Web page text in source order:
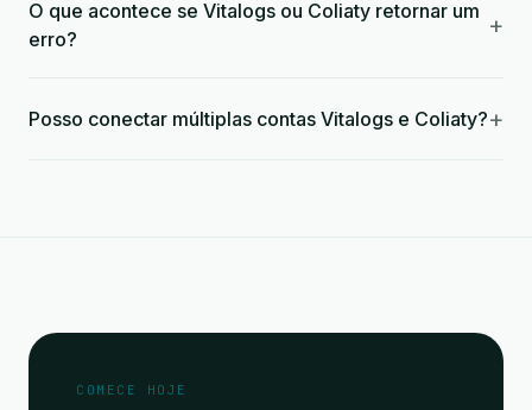
O que acontece se Vitalogs ou Coliaty retornar um
erro?
+
Posso conectar múltiplas contas Vitalogs e Coliaty?+
COMECE HOJE